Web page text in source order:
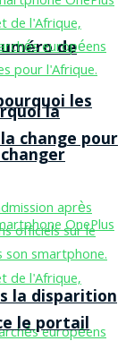
de
les
la
change pour
la disparition
le portail